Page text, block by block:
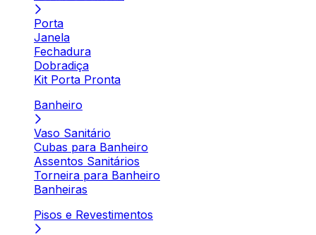
Porta
Janela
Fechadura
Dobradiça
Kit Porta Pronta
Banheiro
Vaso Sanitário
Cubas para Banheiro
Assentos Sanitários
Torneira para Banheiro
Banheiras
Pisos e Revestimentos